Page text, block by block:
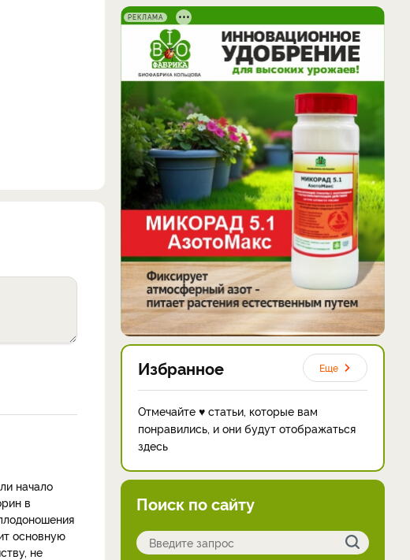
начало
в
основную
не
РЕКЛАМА
Избранное Еще
Отмечайте ♥ статьи, которые вам
понравились, и они будут отображаться
здесь
Поиск по сайту